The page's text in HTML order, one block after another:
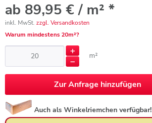
ab 89,95 € / m² *
inkl. MwSt. zzgl. Versandkosten
Warum mindestens 20m²?
m²
ZurAnfrage hinzufügen
Auch als Winkelriemchen verfügbar!